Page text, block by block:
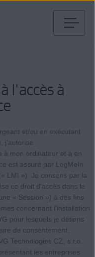
l'accès à
et/ou en exécutant
j'autorise
à mon ordinateur et à en
est assuré par LogMeIn
LMI »). Je consens par la
ce droit d'accès dans le
« Session ») à des fins
concernant l'installation
pour lesquels je détiens
de consentement,
Technologies CZ, s.r.o.
les entreprises